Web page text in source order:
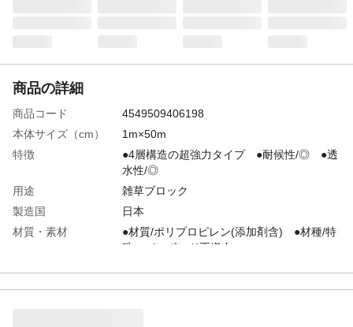
商品の詳細
商品コード
4549509406198
本体サイズ（cm）
1m×50m
特徴
●4層構造の超強力タイプ ●耐候性/◎ ●透
水性/◎
用途
雑草ブロック
製造国
日本
材質・素材
●材質/ポリプロピレン(添加剤含) ●材種/特
殊スパンボンド不織布